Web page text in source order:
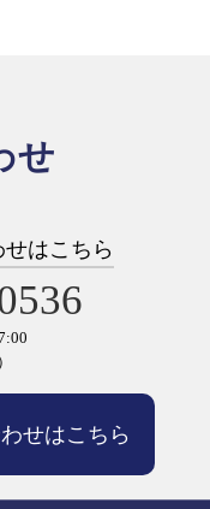
せ
はこちら
せはこちら